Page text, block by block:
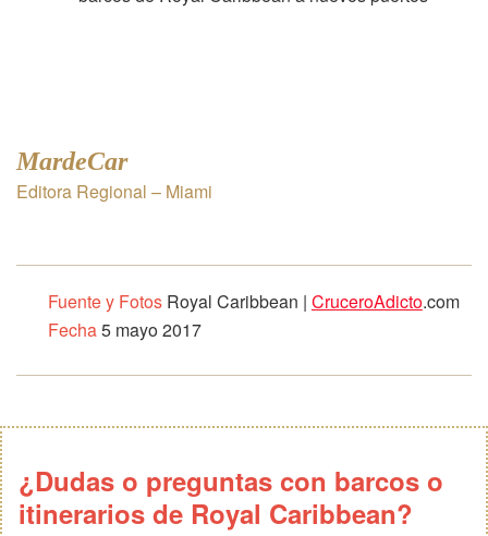
MardeCar
Editora Regional – Miami
Fuente y FotosRoyal Caribbean | CruceroAdicto.com
Fecha5 mayo 2017
¿Dudas o preguntas con barcos o
itinerarios de Royal Caribbean?